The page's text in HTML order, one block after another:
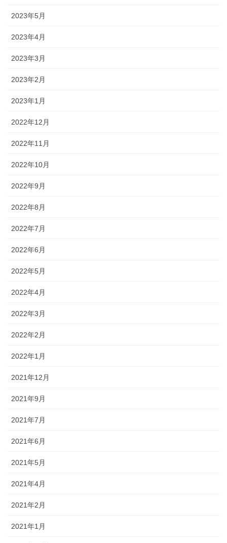
2023年5月
2023年4月
2023年3月
2023年2月
2023年1月
2022年12月
2022年11月
2022年10月
2022年9月
2022年8月
2022年7月
2022年6月
2022年5月
2022年4月
2022年3月
2022年2月
2022年1月
2021年12月
2021年9月
2021年7月
2021年6月
2021年5月
2021年4月
2021年2月
2021年1月